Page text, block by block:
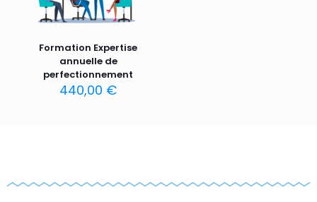
Formation Expertise
annuelle de
perfectionnement
440,00 €